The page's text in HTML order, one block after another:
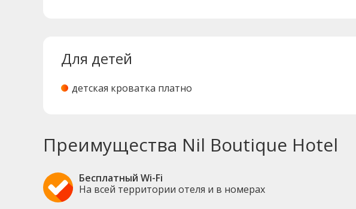
Для детей
детская кроватка платно
Преимущества Nil Boutique Hotel
Бесплатный Wi-Fi
На всей территории отеля и в номерах